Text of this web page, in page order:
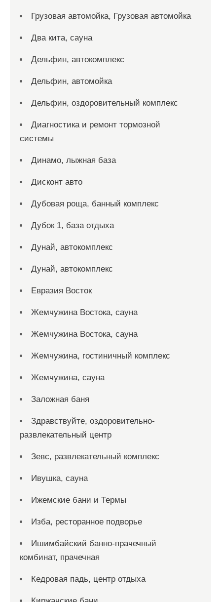
Грузовая автомойка, Грузовая автомойка
Два кита, сауна
Дельфин, автокомплекс
Дельфин, автомойка
Дельфин, оздоровительный комплекс
Диагностика и ремонт тормозной
системы
Динамо, лыжная база
Дисконт авто
Дубовая роща, банный комплекс
Дубок 1, база отдыха
Дунай, автокомплекс
Дунай, автокомплекс
Евразия Восток
Жемчужина Востока, сауна
Жемчужина Востока, сауна
Жемчужина, гостиничный комплекс
Жемчужина, сауна
Заложная баня
Здравствуйте, оздоровительно-
развлекательный центр
Зевс, развлекательный комплекс
Ивушка, сауна
Ижемские бани и Термы
Изба, ресторанное подворье
Ишимбайский банно-прачечный
комбинат, прачечная
Кедровая падь, центр отдыха